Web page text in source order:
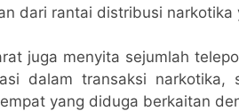
dari rantai distribusi
juga menyita sejumlah
dalam transaksi
yang diduga berkaitan